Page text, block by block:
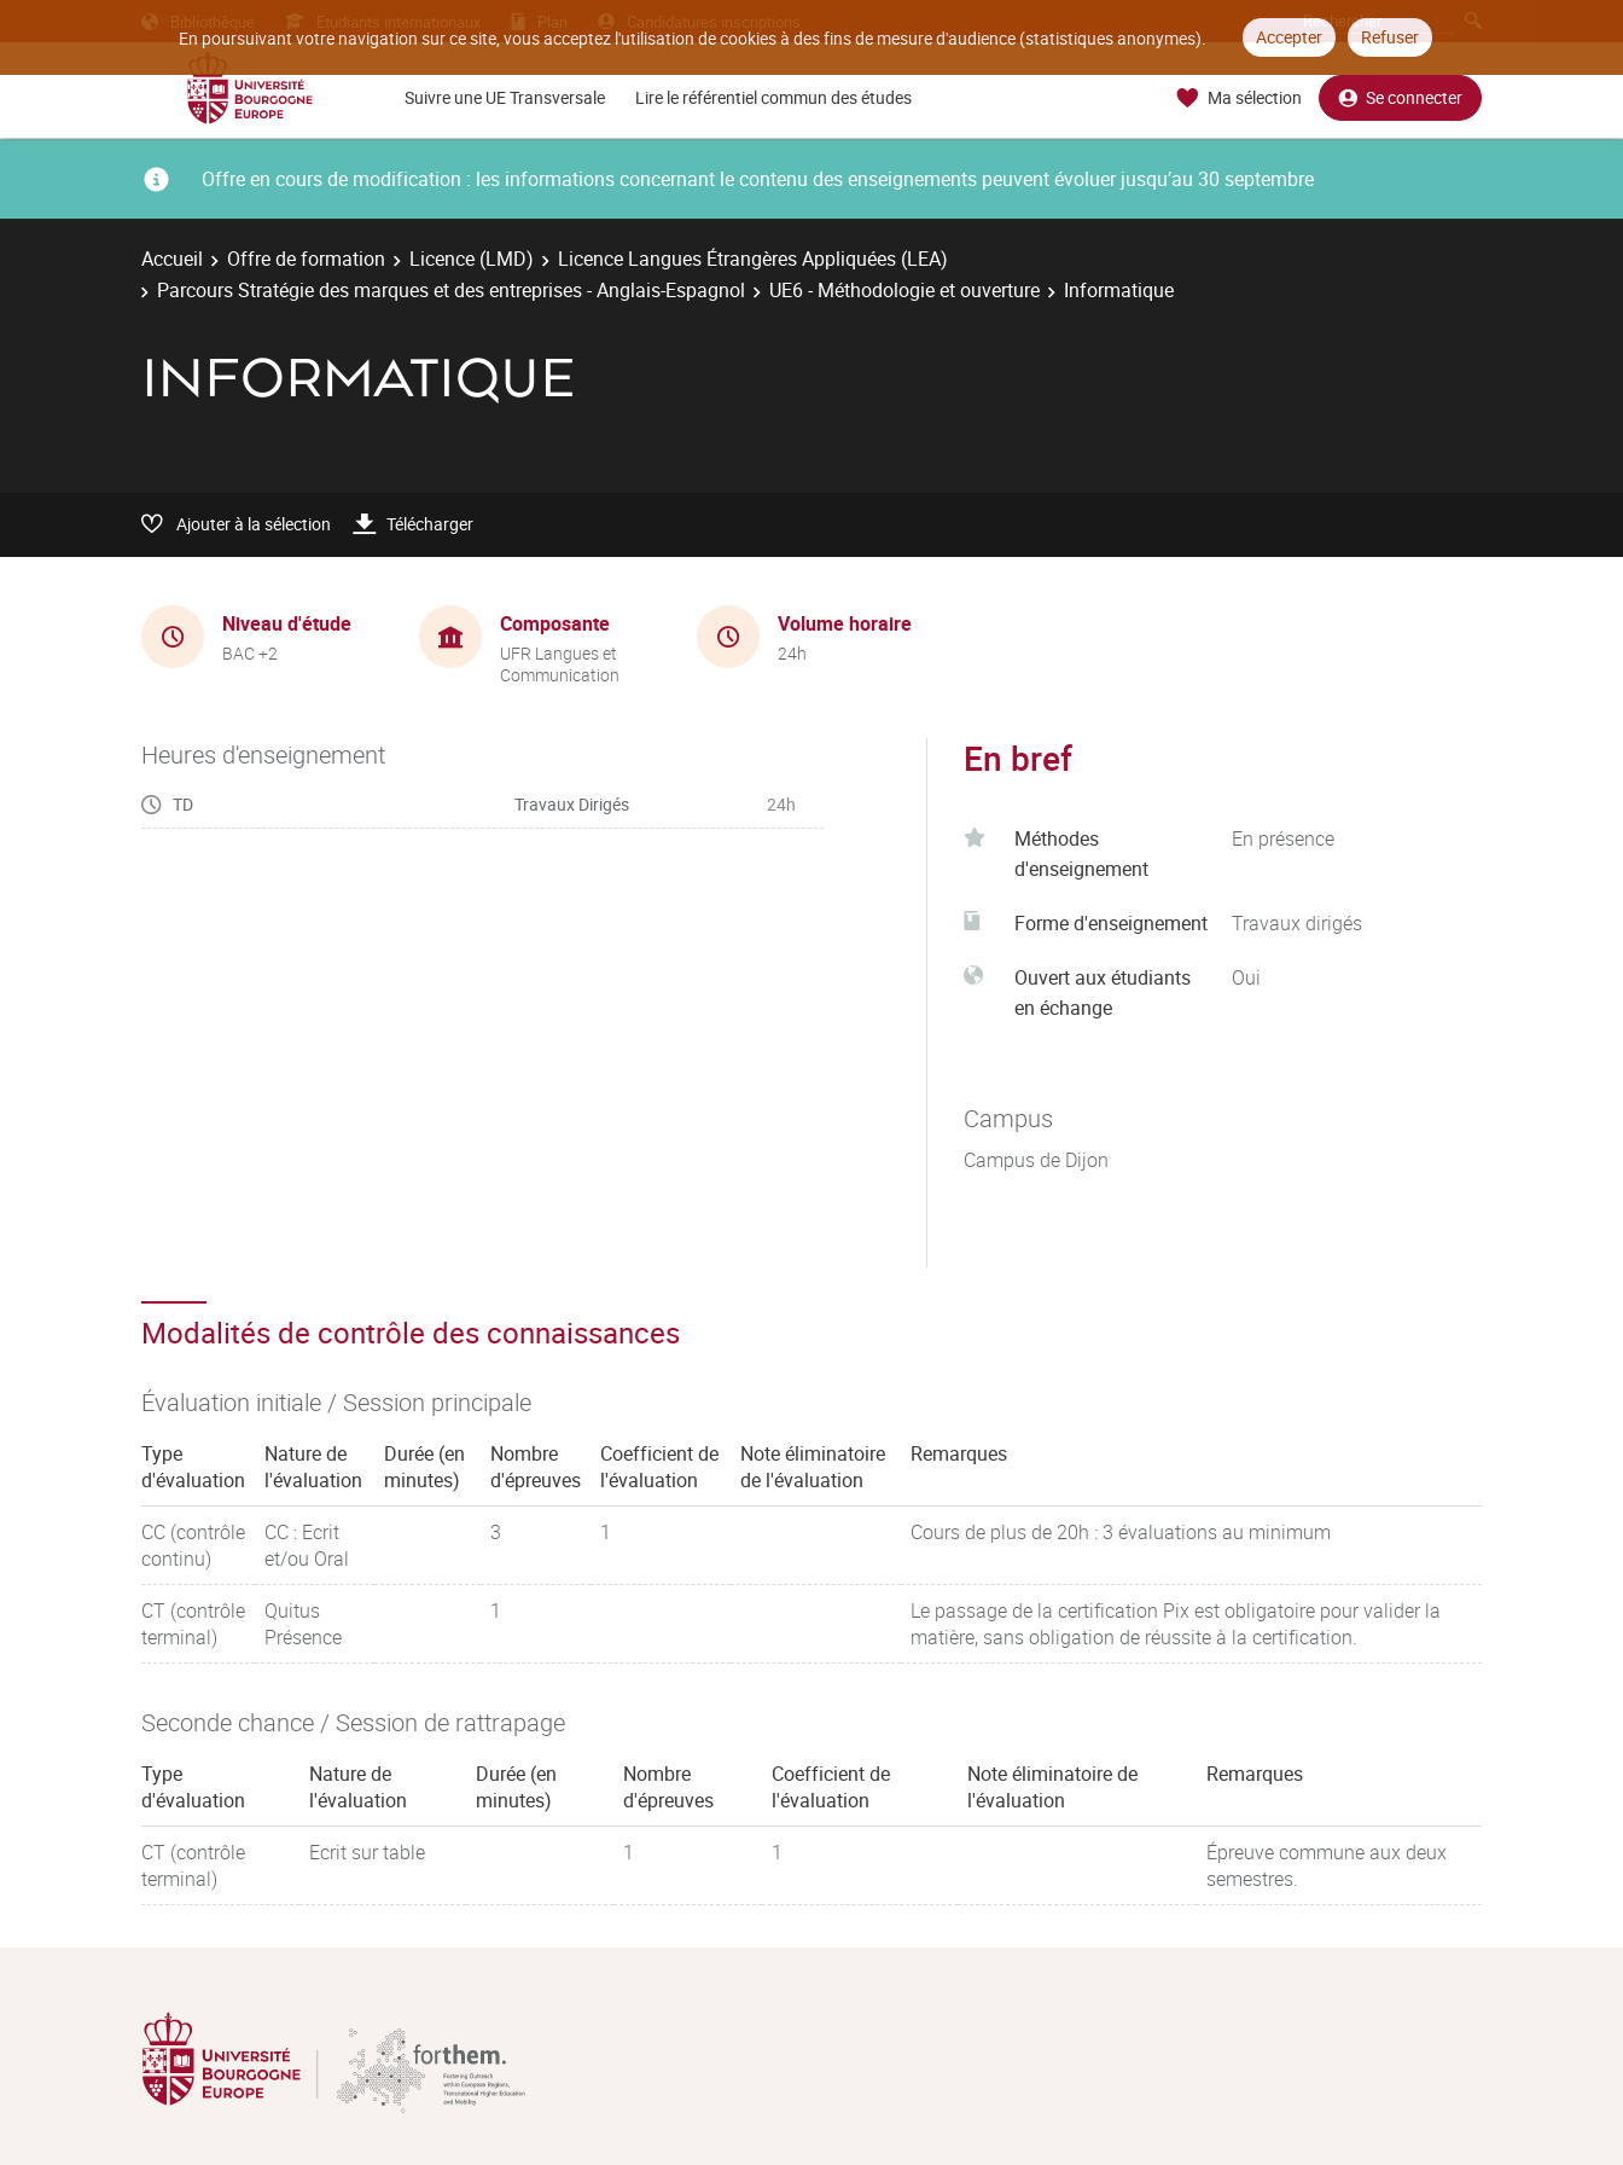
En poursuivant votre navigation sur ce site, vous acceptez l'utilisation de cookies à des fins de mesure d'audience (statistiques anonymes). Accepter Refuser
Bibliothèque Etudiants internationaux Plan Candidatures inscriptions
Suivre une UE Transversale Lire le référentiel commun des études Ma sélection Se connecter
Offre en cours de modification : les informations concernant le contenu des enseignements peuvent évoluer jusqu’au 30 septembre
Accueil Offre de formation Licence (LMD)
Licence Langues Étrangères Appliquées (LEA)
Parcours Stratégie des marques et des entreprises - Anglais-Espagnol
UE6 - Méthodologie et ouverture Informatique
INFORMATIQUE
Ajouter à la sélection Télécharger
Niveau d'étude
BAC +2
Composante
UFR Langues et
Communication
Volume horaire
24h
Heures d'enseignement
TD Travaux Dirigés 24h
En bref
Méthodes
d'enseignement
En présence
Forme d'enseignement Travaux dirigés
Ouvert aux étudiants
en échange
Oui
Campus
Campus de Dijon
Modalités de contrôle des connaissances
Évaluation initiale / Session principale
Type
d'évaluation
Nature de
l'évaluation
Durée (en
minutes)
Nombre
d'épreuves
Coefficient de
l'évaluation
Note éliminatoire
de l'évaluation
Remarques
CC (contrôle
continu)
CC : Ecrit
et/ou Oral
3 1 Cours de plus de 20h : 3 évaluations au minimum
CT (contrôle
terminal)
Quitus
Présence
1
Le passage de la certification Pix est obligatoire pour valider la
matière, sans obligation de réussite à la certification.
Seconde chance / Session de rattrapage
Type
d'évaluation
Nature de
l'évaluation
Durée (en
minutes)
Nombre
d'épreuves
Coefficient de
l'évaluation
Note éliminatoire de
l'évaluation
Remarques
CT (contrôle
terminal)
Ecrit sur table 1 1
Épreuve commune aux deux
semestres.